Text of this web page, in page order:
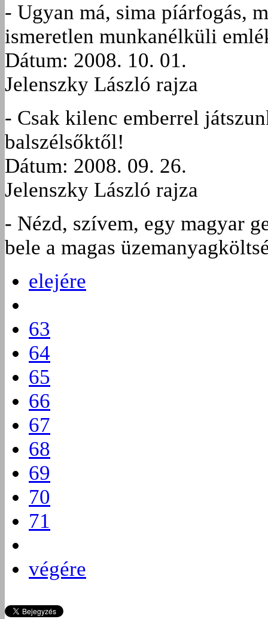
- Ugyan má, sima píárfogás,
ismeretlen munkanélküli
Dátum: 2008. 10. 01.
Jelenszky László rajza
- Csak kilenc emberrel
balszélsőktől!
Dátum: 2008. 09. 26.
Jelenszky László rajza
- Nézd, szívem, egy magyar
bele a magas
elejére
63
64
65
66
67
68
69
70
71
végére